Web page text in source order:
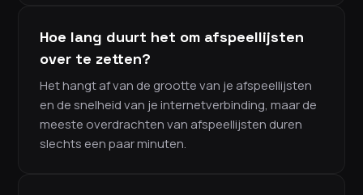
Hoe lang duurt het om afspeellijsten
over te zetten?
Het hangt af van de grootte van je afspeellijsten
en de snelheid van je internetverbinding, maar de
meeste overdrachten van afspeellijsten duren
slechts een paar minuten.